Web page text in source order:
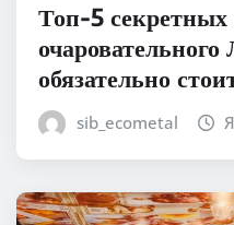
Топ-5 секретных
обязательно
sib_ecometal